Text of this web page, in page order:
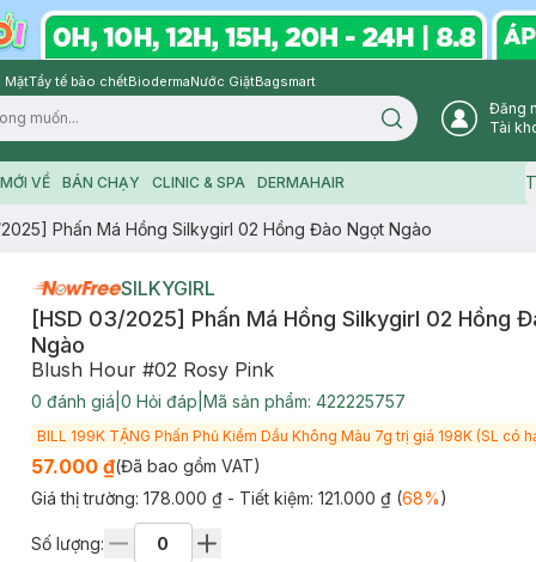
MặtTẩy tế bào chếtBiodermaNước GiặtBagsmart
Search icon
Đăng
Tài
VỀ BÁN CHẠY CLINIC & SPA DERMAHAIR
Phấn Má Hồng Silkygirl 02 Hồng Đào Ngọt Ngào
SILKYGIRL
[HSD 03/2025] Phấn Má Hồng Silkygirl 02 Hồng
Ngào
Blush Hour #02 Rosy Pink
0 đánh giá 0 Hỏi đáp Mã sản phẩm: 422225757
BILL 199K TẶNG Phấn Phủ Kiềm Dầu Không Màu 7g trị giá 198K (SL có
57.000 ₫(Đã bao gồm VAT)
Giá thị trường: 178.000 ₫ - Tiết kiệm: 121.000 ₫(68%)
Số lượng: